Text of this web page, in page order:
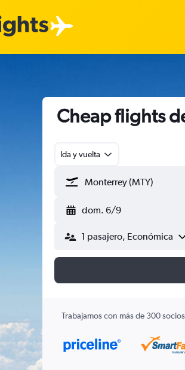
Cheap flights
Ida y vuelta
dom. 6/9
1 pasajero, Económica
Trabajamos con más de 300